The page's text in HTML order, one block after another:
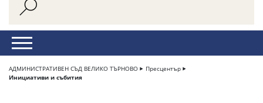
АДМИНИСТРАТИВЕН СЪД ВЕЛИКО ТЪРНОВО
Пресцентър
Инициативи и събития